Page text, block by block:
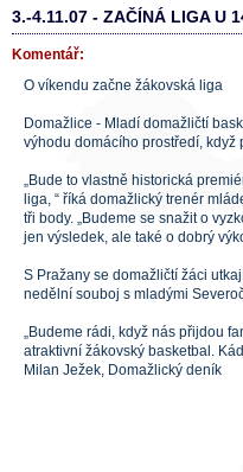
3.-4.11.07 - ZAČÍNÁ LIGA U
Komentář:
O víkendu začne žákovská liga
Domažlice - Mladí domažličtí
výhodu domácího prostředí, když
„Bude to vlastně historická
liga, “ říká domažlický trenér
tři body. „Budeme se snažit o
jen výsledek, ale také o dobrý
S Pražany se domažličtí žáci
nedělní souboj s mladými
„Budeme rádi, když nás přijdou
atraktivní žákovský basketbal.
Milan Ježek, Domažlický deník